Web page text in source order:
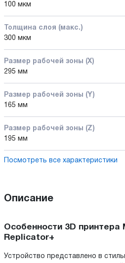
100 мкм
Толщина слоя (макс.)
300 мкм
Размер рабочей зоны (X)
295 мм
Размер рабочей зоны (Y)
165 мм
Размер рабочей зоны (Z)
195 мм
Посмотреть все характеристики
Описание
Особенности 3D принтера
Replicator+
Устройство представлено в